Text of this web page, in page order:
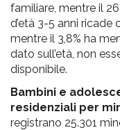
familiare, mentre il
d’età 3-5 anni ricade
mentre il 3,8% ha
dato sull’età, non
disponibile.
Bambini e
residenziali per
registrano 25.301